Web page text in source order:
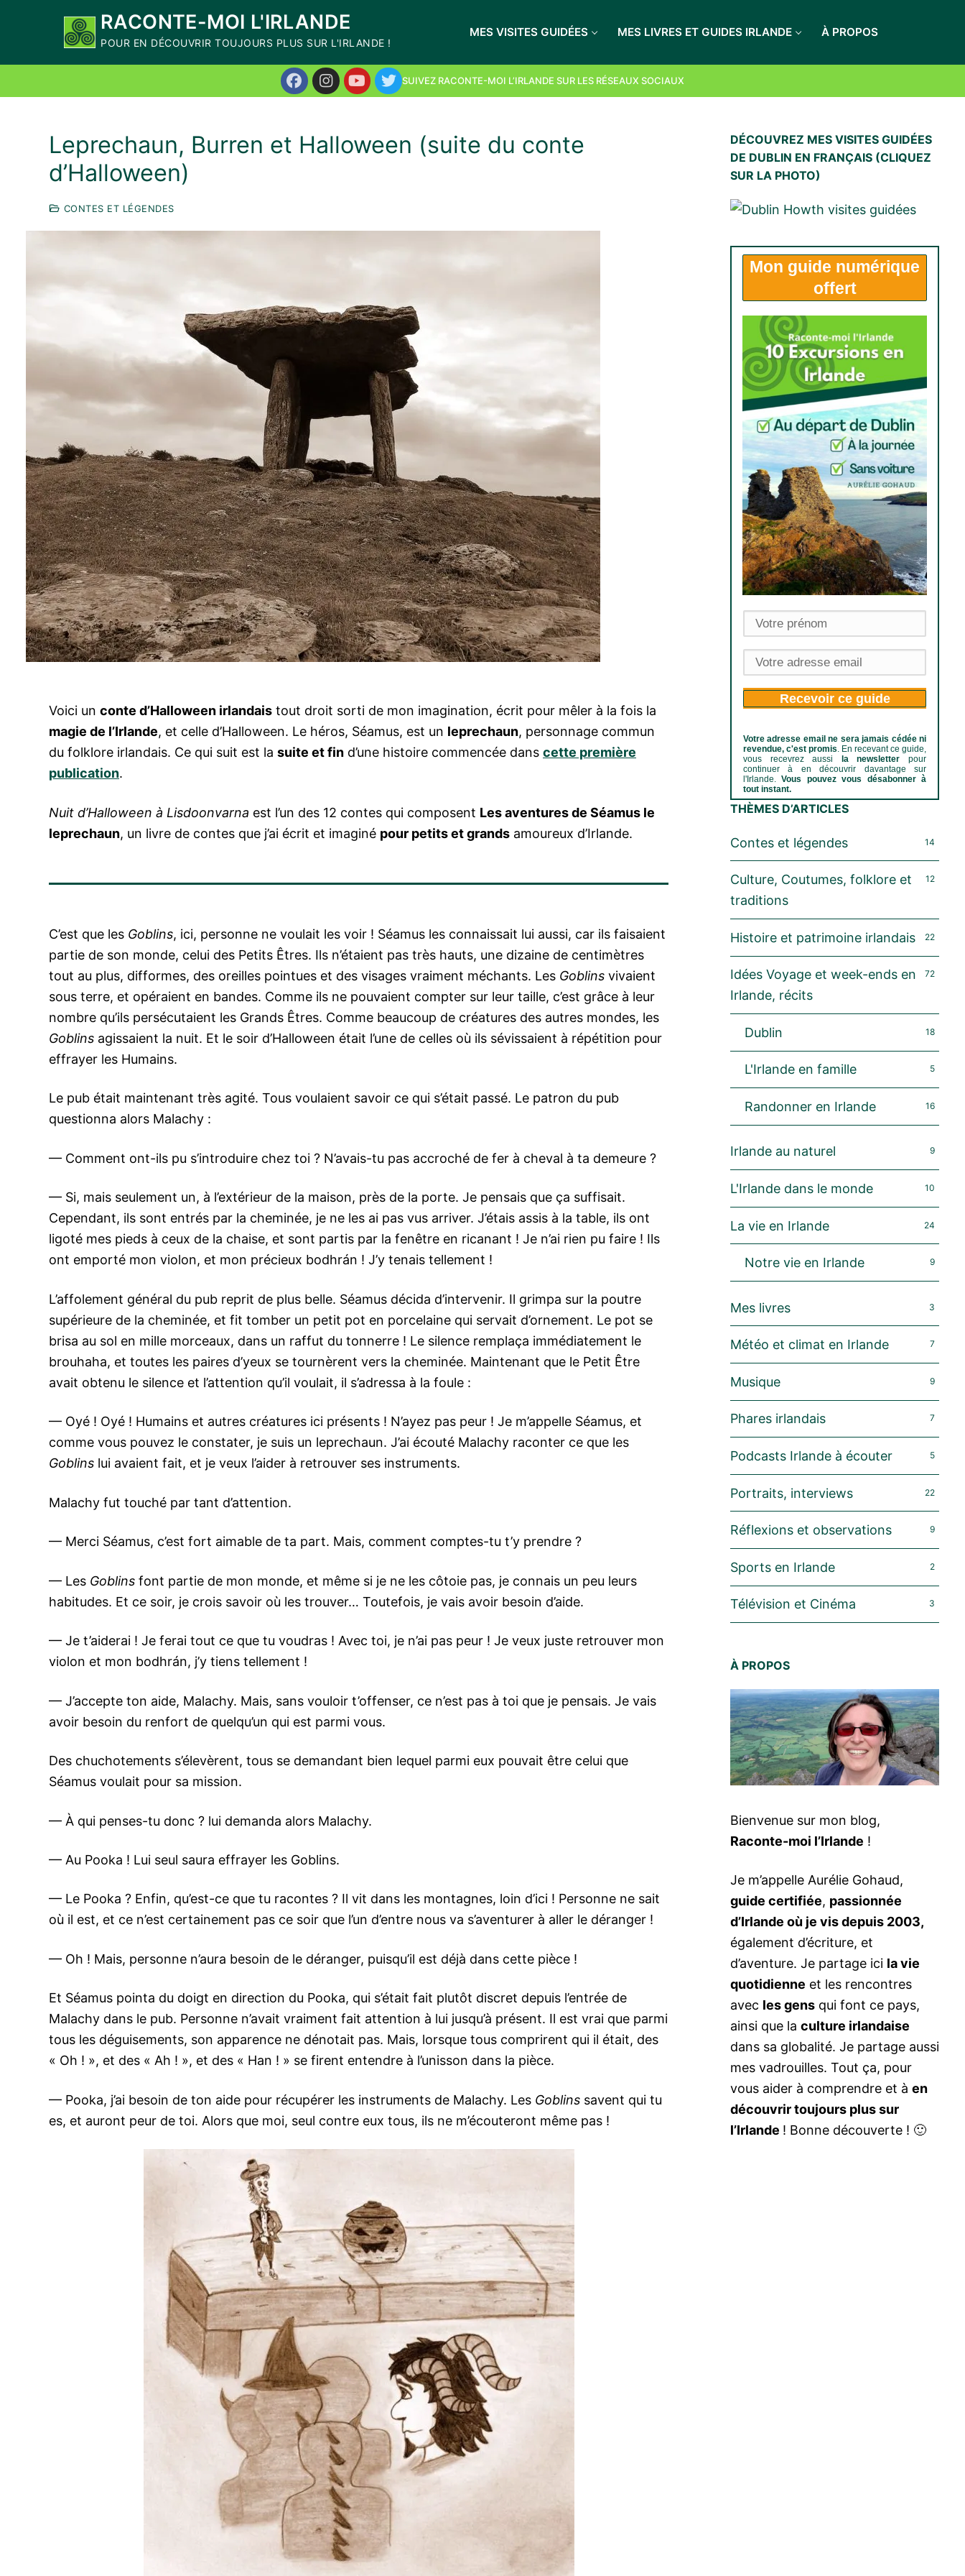
RACONTE-MOI L'IRLANDE
POUR EN DÉCOUVRIR TOUJOURS PLUS SUR L'IRLANDE !
MES VISITES GUIDÉES MES LIVRES ET GUIDES IRLANDE À PROPOS
SUIVEZ RACONTE-MOI L’IRLANDE SUR LES RÉSEAUX SOCIAUX
Leprechaun, Burren et Halloween (suite du conte
d’Halloween)
CONTES ET LÉGENDES
Voici un conte d’Halloween irlandais tout droit sorti de mon imagination, écrit pour mêler à la fois la
magie de l’Irlande, et celle d’Halloween. Le héros, Séamus, est un leprechaun, personnage commun
du folklore irlandais. Ce qui suit est la suite et fin d’une histoire commencée dans cette première
publication.
Nuit d’Halloween à Lisdoonvarna est l’un des 12 contes qui composent Les aventures de Séamus le
leprechaun, un livre de contes que j’ai écrit et imaginé pour petits et grands amoureux d’Irlande.
C’est que les Goblins, ici, personne ne voulait les voir ! Séamus les connaissait lui aussi, car ils faisaient
partie de son monde, celui des Petits Êtres. Ils n’étaient pas très hauts, une dizaine de centimètres
tout au plus, difformes, des oreilles pointues et des visages vraiment méchants. Les Goblins vivaient
sous terre, et opéraient en bandes. Comme ils ne pouvaient compter sur leur taille, c’est grâce à leur
nombre qu’ils persécutaient les Grands Êtres. Comme beaucoup de créatures des autres mondes, les
Goblins agissaient la nuit. Et le soir d’Halloween était l’une de celles où ils sévissaient à répétition pour
effrayer les Humains.
Le pub était maintenant très agité. Tous voulaient savoir ce qui s’était passé. Le patron du pub
questionna alors Malachy :
— Comment ont-ils pu s’introduire chez toi ? N’avais-tu pas accroché de fer à cheval à ta demeure ?
— Si, mais seulement un, à l’extérieur de la maison, près de la porte. Je pensais que ça suffisait.
Cependant, ils sont entrés par la cheminée, je ne les ai pas vus arriver. J’étais assis à la table, ils ont
ligoté mes pieds à ceux de la chaise, et sont partis par la fenêtre en ricanant ! Je n’ai rien pu faire ! Ils
ont emporté mon violon, et mon précieux bodhrán ! J’y tenais tellement !
L’affolement général du pub reprit de plus belle. Séamus décida d’intervenir. Il grimpa sur la poutre
supérieure de la cheminée, et fit tomber un petit pot en porcelaine qui servait d’ornement. Le pot se
brisa au sol en mille morceaux, dans un raffut du tonnerre ! Le silence remplaça immédiatement le
brouhaha, et toutes les paires d’yeux se tournèrent vers la cheminée. Maintenant que le Petit Être
avait obtenu le silence et l’attention qu’il voulait, il s’adressa à la foule :
— Oyé ! Oyé ! Humains et autres créatures ici présents ! N’ayez pas peur ! Je m’appelle Séamus, et
comme vous pouvez le constater, je suis un leprechaun. J’ai écouté Malachy raconter ce que les
Goblins lui avaient fait, et je veux l’aider à retrouver ses instruments.
Malachy fut touché par tant d’attention.
— Merci Séamus, c’est fort aimable de ta part. Mais, comment comptes-tu t’y prendre ?
— Les Goblins font partie de mon monde, et même si je ne les côtoie pas, je connais un peu leurs
habitudes. Et ce soir, je crois savoir où les trouver… Toutefois, je vais avoir besoin d’aide.
— Je t’aiderai ! Je ferai tout ce que tu voudras ! Avec toi, je n’ai pas peur ! Je veux juste retrouver mon
violon et mon bodhrán, j’y tiens tellement !
— J’accepte ton aide, Malachy. Mais, sans vouloir t’offenser, ce n’est pas à toi que je pensais. Je vais
avoir besoin du renfort de quelqu’un qui est parmi vous.
Des chuchotements s’élevèrent, tous se demandant bien lequel parmi eux pouvait être celui que
Séamus voulait pour sa mission.
— À qui penses-tu donc ? lui demanda alors Malachy.
— Au Pooka ! Lui seul saura effrayer les Goblins.
— Le Pooka ? Enfin, qu’est-ce que tu racontes ? Il vit dans les montagnes, loin d’ici ! Personne ne sait
où il est, et ce n’est certainement pas ce soir que l’un d’entre nous va s’aventurer à aller le déranger !
— Oh ! Mais, personne n’aura besoin de le déranger, puisqu’il est déjà dans cette pièce !
Et Séamus pointa du doigt en direction du Pooka, qui s’était fait plutôt discret depuis l’entrée de
Malachy dans le pub. Personne n’avait vraiment fait attention à lui jusqu’à présent. Il est vrai que parmi
tous les déguisements, son apparence ne dénotait pas. Mais, lorsque tous comprirent qui il était, des
« Oh ! », et des « Ah ! », et des « Han ! » se firent entendre à l’unisson dans la pièce.
— Pooka, j’ai besoin de ton aide pour récupérer les instruments de Malachy. Les Goblins savent qui tu
es, et auront peur de toi. Alors que moi, seul contre eux tous, ils ne m’écouteront même pas !
DÉCOUVREZ MES VISITES GUIDÉES
DE DUBLIN EN FRANÇAIS (CLIQUEZ
SUR LA PHOTO)
Mon guide numérique
offert
Recevoir ce guide
Votre adresse email ne sera jamais cédée ni
revendue, c'est promis . En recevant ce guide,
vous recevrez aussi la newsletter pour
continuer à en découvrir davantage sur
l'Irlande.
Vous pouvez vous désabonner à
tout instant.
THÈMES D’ARTICLES
Contes et légendes 14
Culture, Coutumes, folklore et
traditions
12
Histoire et patrimoine irlandais 22
Idées Voyage et week-ends en
Irlande, récits
72
Dublin 18
L'Irlande en famille 5
Randonner en Irlande 16
Irlande au naturel 9
L'Irlande dans le monde 10
La vie en Irlande 24
Notre vie en Irlande 9
Mes livres 3
Météo et climat en Irlande 7
Musique 9
Phares irlandais 7
Podcasts Irlande à écouter 5
Portraits, interviews 22
Réflexions et observations 9
Sports en Irlande 2
Télévision et Cinéma 3
À PROPOS
Bienvenue sur mon blog,
Raconte-moi l’Irlande !
Je m’appelle Aurélie Gohaud,
guide certifiée, passionnée
d’Irlande où je vis depuis 2003,
également d’écriture, et
d’aventure. Je partage ici la vie
quotidienne et les rencontres
avec les gens qui font ce pays,
ainsi que la culture irlandaise
dans sa globalité. Je partage aussi
mes vadrouilles. Tout ça, pour
vous aider à comprendre et à en
découvrir toujours plus sur
l’Irlande ! Bonne découverte ! 🙂